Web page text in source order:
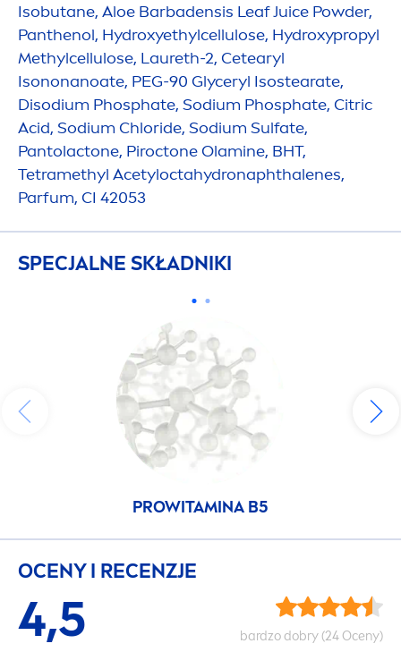
Isobutane, Aloe Barbadensis Leaf Juice Powder,
Panthenol, Hydroxyethylcellulose, Hydroxypropyl
Methylcellulose, Laureth-2, Cetearyl
Isononanoate, PEG-90 Glyceryl Isostearate,
Disodium Phosphate, Sodium Phosphate, Citric
Acid, Sodium Chloride, Sodium Sulfate,
Pantolactone, Piroctone Olamine, BHT,
Tetramethyl Acetyloctahydronaphthalenes,
Parfum, CI 42053
SPECJALNE SKŁADNIKI
PROWITAMINA B5
OCENY I RECENZJE
4,5 bardzo dobry (24 Oceny)